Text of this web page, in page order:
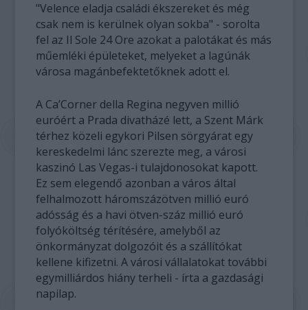
"Velence eladja családi ékszereket és még
csak nem is kerülnek olyan sokba" - sorolta
fel az Il Sole 24 Ore azokat a palotákat és más
műemléki épületeket, melyeket a lagúnák
városa magánbefektetőknek adott el.
A Ca’Corner della Regina negyven millió
euróért a Prada divatházé lett, a Szent Márk
térhez közeli egykori Pilsen sörgyárat egy
kereskedelmi lánc szerezte meg, a városi
kaszinó Las Vegas-i tulajdonosokat kapott.
Ez sem elegendő azonban a város által
felhalmozott háromszázötven millió euró
adósság és a havi ötven-száz millió euró
folyóköltség térítésére, amelyből az
önkormányzat dolgozóit és a szállítókat
kellene kifizetni. A városi vállalatokat további
egymilliárdos hiány terheli - írta a gazdasági
napilap.